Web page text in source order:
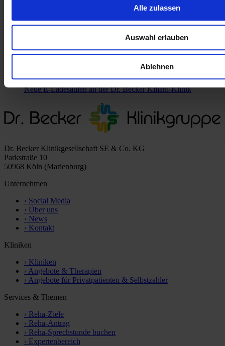
Alle zulassen
Auswahl erlauben
Ablehnen
Dr. Becker Kiliani-Klinik unterstützt Ukraine mit
Medizingeräten
Mehr Sicherheit für Patient:innen, mehr Zeit für Pflege
Neue E-Ladesäulen an der Dr. Becker Kiliani-Klinik
Dr. Becker Klinikgesellschaft SE & Co. KG
Parkstraße 10
50968 Köln (Marienburg)
Unternehmen
› Social Media
› Über uns
› News
› Kontakt
Kliniken
› Kliniken
› Angebote & Therapien
› Angebote für Privatpatienten & Selbstzahler
Services & Themen
› Reha-Ziele
› Reha-Antrag
› Reha-Sprechstunde buchen
› Expertenbereich